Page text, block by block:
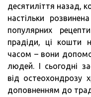
десятиліття назад,
настільки
популярних
прадіди, ці кошти
часом – вони
людей. І сьогодні
від остеохондрозу
доповненням до